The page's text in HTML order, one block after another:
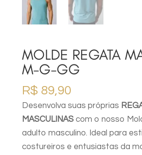
MOLDE REGATA
M-G-GG
R$ 89,90
Desenvolva suas próprias
MASCULINAScom o nosso
adulto masculino. Ideal para
costureiros e entusiastas da